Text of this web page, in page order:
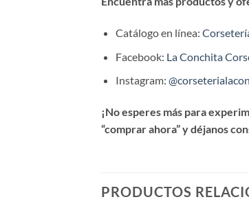
Catálogo en línea:
Facebook: La Conchita
Instagram:
¡No esperes más para
“comprar ahora” y déjanos
PRODUCTOS